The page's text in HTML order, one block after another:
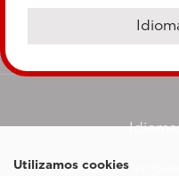
Esaote SpA ©2026 - Vat Code
Utilizamos cookies